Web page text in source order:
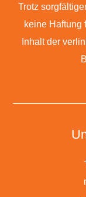
Trotz
keine Haftung
Inhalt der